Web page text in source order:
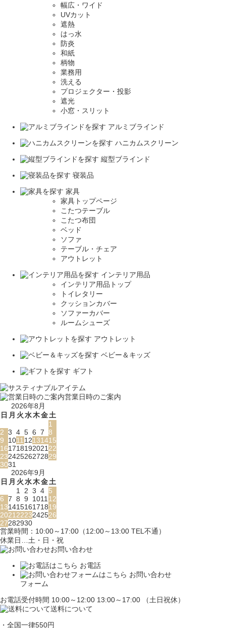
幅広・ワイド
UVカット
遮熱
はっ水
防炎
和紙
柄物
業務用
洗える
プロジェクター・投影
遮光
小窓・スリット
アルミブラインド
ハニカムスクリーン
縦型ブラインド
寝装品
家具
家具トップページ
こたつテーブル
こたつ布団
ベッド
ソファ
テーブル・チェア
アウトレット
インテリア用品
インテリア用品トップ
トイレタリー
クッションカバー
ソファーカバー
ルームシューズ
アウトレット
ベビー＆キッズ
ギフト
営業日時のご案内
2026年8月
日 月 火水木金土
1
2 3 4 5 6 7 8
9
1011 12131415
161718192021 22
23242526272829
3031
2026年9月
日 月 火水木金土
1
2 3 4 5
6 7 8 9 1011 12
13141516171819
2021 2223242526
27282930
営業時間：10:00～17:00（12:00～13:00 TEL不通）
休業日…土・日・祝
お問い合わせ
お電話
お問い合わせ
フォーム
お電話受付時間 10:00～12:00 13:00～17:00 （土日祝休）
送料について
・全国一律550円